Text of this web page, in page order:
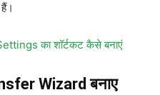
का शॉर्टकट कैसे बनाएं
Wizard बनाए